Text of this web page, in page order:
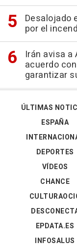
Desalojado
por el
Irán avisa a
acuerdo
garantizar
ÚLTIMAS
ESPAÑA
DEPORTES
VÍDEOS
CHANCE
EPDATA.ES
INFOSALUS